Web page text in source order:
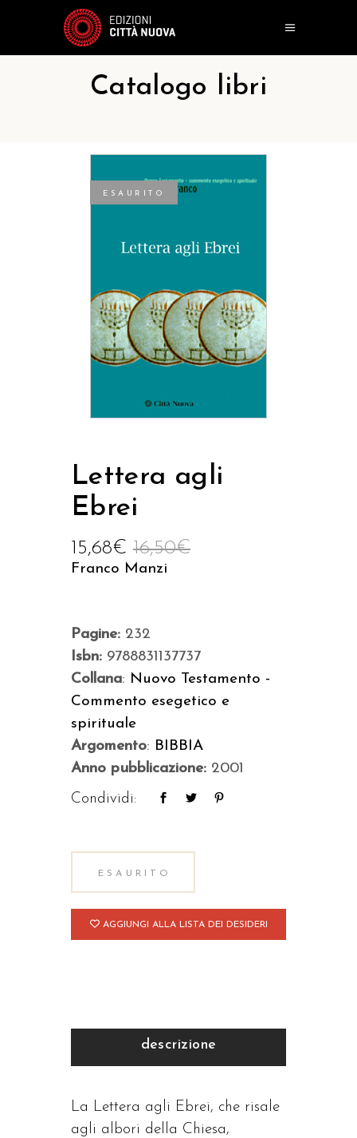
Catalogo libri
ESAURITO
Lettera agli
Ebrei
16,50€
15,68€
Franco Manzi
Pagine: 232
Isbn: 9788831137737
Collana: Nuovo Testamento -
Commento esegetico e
spirituale
Argomento: BIBBIA
Anno pubblicazione: 2001
Condividi:
ESAURITO
AGGIUNGI ALLA LISTA DEI DESIDERI
descrizione
La Lettera agli Ebrei, che risale
agli albori della Chiesa,